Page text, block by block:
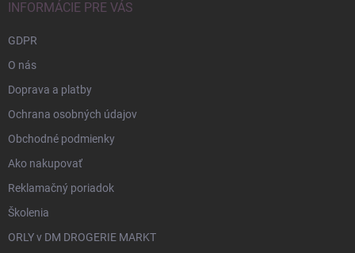
INFORMÁCIE PRE VÁS
GDPR
O nás
Doprava a platby
Ochrana osobných údajov
Obchodné podmienky
Ako nakupovať
Reklamačný poriadok
Školenia
ORLY v DM DROGERIE MARKT